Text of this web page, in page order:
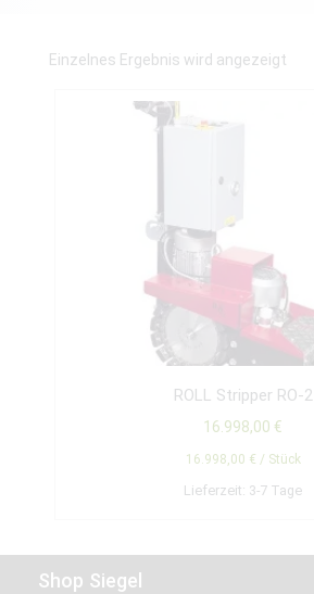
Einzelnes Ergebnis wird angezeigt
ROLL Stripper RO-2
16.998,00 €
16.998,00 € / Stück
Lieferzeit: 3-7 Tage
Shop Siegel